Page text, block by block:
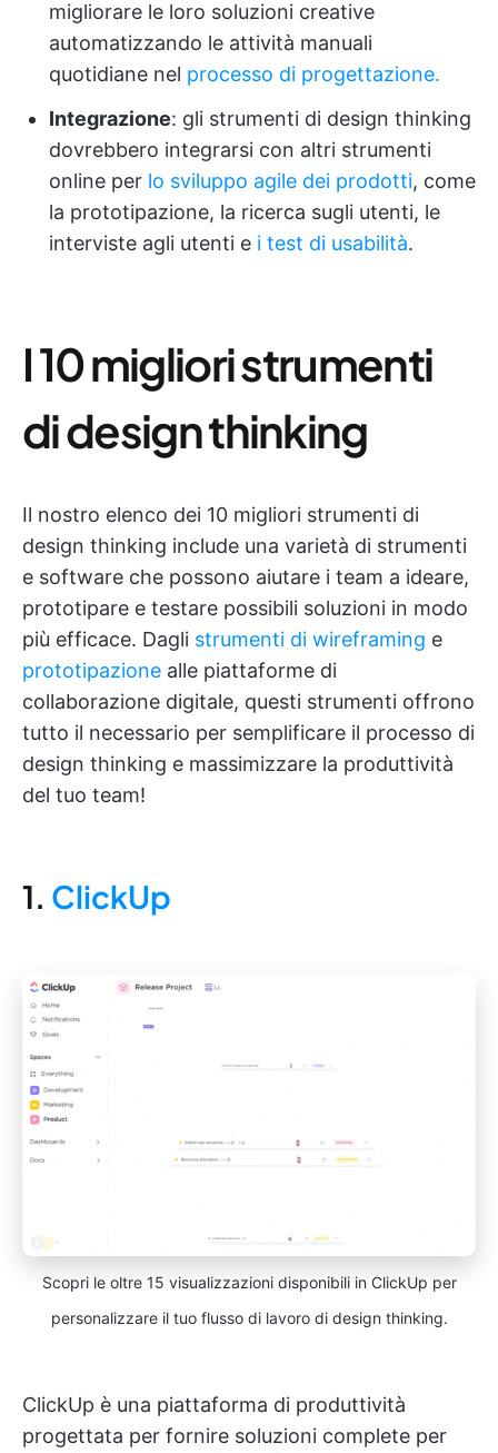
migliorare le loro soluzioni creative
automatizzando le attività manuali
quotidiane nel processo di progettazione.
Integrazione: gli strumenti di design thinking
dovrebbero integrarsi con altri strumenti
online per lo sviluppo agile dei prodotti, come
la prototipazione, la ricerca sugli utenti, le
interviste agli utenti e i test di usabilità.
I 10 migliori strumenti
di design thinking
Il nostro elenco dei 10 migliori strumenti di
design thinking include una varietà di strumenti
e software che possono aiutare i team a ideare,
prototipare e testare possibili soluzioni in modo
più efficace. Dagli strumenti di wireframing e
prototipazione alle piattaforme di
collaborazione digitale, questi strumenti offrono
tutto il necessario per semplificare il processo di
design thinking e massimizzare la produttività
del tuo team!
1. ClickUp
Scopri le oltre 15 visualizzazioni disponibili in ClickUp per
personalizzare il tuo flusso di lavoro di design thinking.
ClickUp è una piattaforma di produttività
progettata per fornire soluzioni complete per